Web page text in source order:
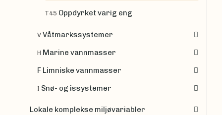
T45 Oppdyrket varig eng
V Våtmarkssystemer
H Marine vannmasser
F Limniske vannmasser
I Snø- og issystemer
Lokale komplekse miljøvariabler